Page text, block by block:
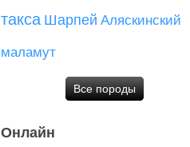
такса Шарпей Аляскинский
маламут
Все породы
Онлайн